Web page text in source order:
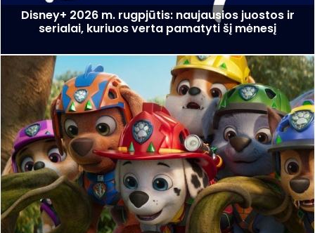
Disney+ 2026 m. rugpjūtis: naujausios juostos ir
serialai, kuriuos verta pamatyti šį mėnesį